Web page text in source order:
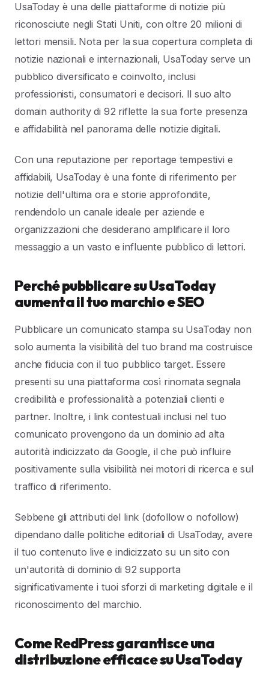
UsaToday è una delle piattaforme di notizie più
riconosciute negli Stati Uniti, con oltre 20 milioni di
lettori mensili. Nota per la sua copertura completa di
notizie nazionali e internazionali, UsaToday serve un
pubblico diversificato e coinvolto, inclusi
professionisti, consumatori e decisori. Il suo alto
domain authority di 92 riflette la sua forte presenza
e affidabilità nel panorama delle notizie digitali.
Con una reputazione per reportage tempestivi e
affidabili, UsaToday è una fonte di riferimento per
notizie dell'ultima ora e storie approfondite,
rendendolo un canale ideale per aziende e
organizzazioni che desiderano amplificare il loro
messaggio a un vasto e influente pubblico di lettori.
Perché pubblicare su UsaToday
aumenta il tuo marchio e SEO
Pubblicare un comunicato stampa su UsaToday non
solo aumenta la visibilità del tuo brand ma costruisce
anche fiducia con il tuo pubblico target. Essere
presenti su una piattaforma così rinomata segnala
credibilità e professionalità a potenziali clienti e
partner. Inoltre, i link contestuali inclusi nel tuo
comunicato provengono da un dominio ad alta
autorità indicizzato da Google, il che può influire
positivamente sulla visibilità nei motori di ricerca e sul
traffico di riferimento.
Sebbene gli attributi del link (dofollow o nofollow)
dipendano dalle politiche editoriali di UsaToday, avere
il tuo contenuto live e indicizzato su un sito con
un'autorità di dominio di 92 supporta
significativamente i tuoi sforzi di marketing digitale e il
riconoscimento del marchio.
Come RedPress garantisce una
distribuzione efficace su UsaToday